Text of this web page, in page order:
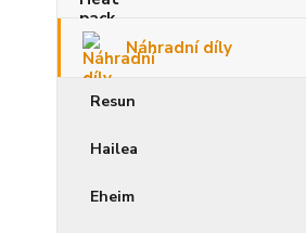
Náhradní díly
Resun
Hailea
Eheim